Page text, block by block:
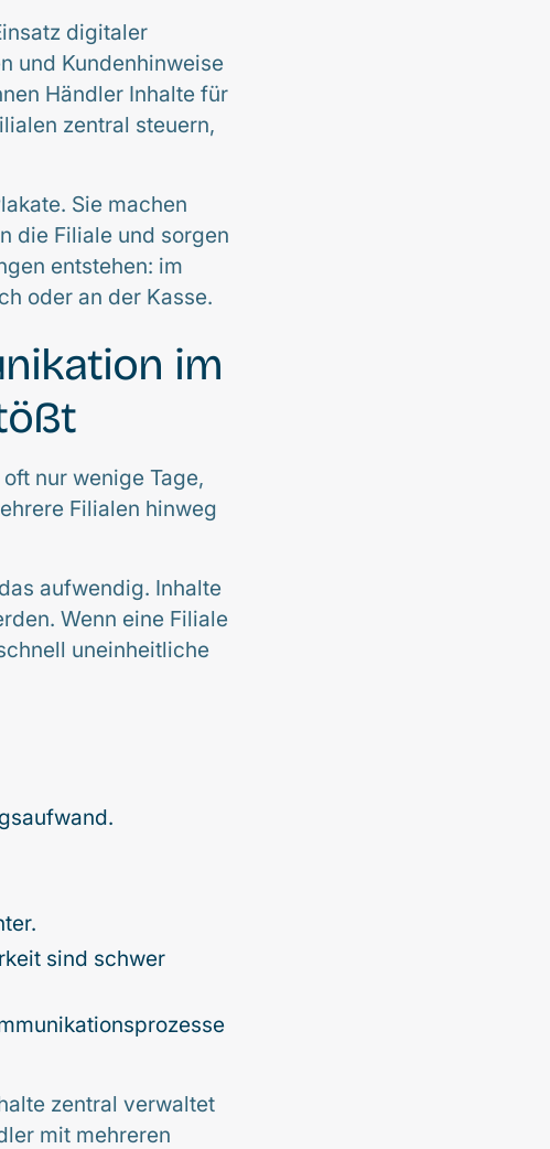
digitaler
und Kundenhinweise
Händler Inhalte für
zentral steuern,
Sie machen
die Filiale und sorgen
entstehen: im
oder an der Kasse.
im
nur wenige Tage,
Filialen hinweg
aufwendig. Inhalte
Wenn eine Filiale
uneinheitliche
sind schwer
zentral verwaltet
mit mehreren